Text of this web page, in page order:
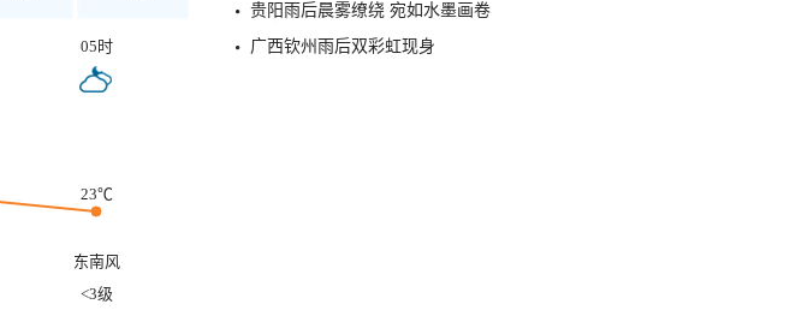
05时
23℃
东南风
<3级
贵阳雨后晨雾缭绕 宛如水墨画卷
广西钦州雨后双彩虹现身